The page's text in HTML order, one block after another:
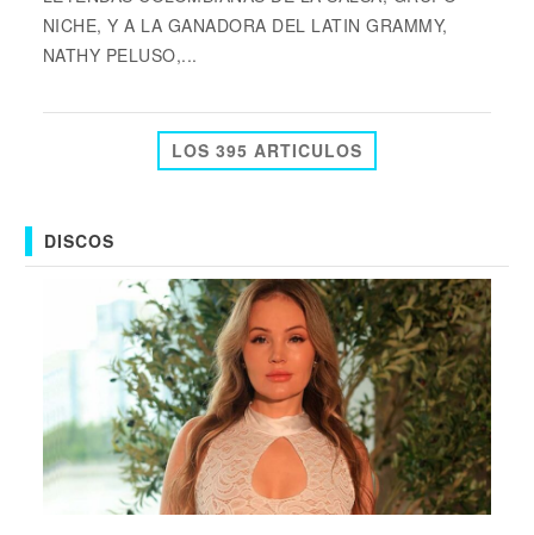
NICHE, Y A LA GANADORA DEL LATIN GRAMMY,
NATHY PELUSO,...
LOS 395 ARTICULOS
DISCOS